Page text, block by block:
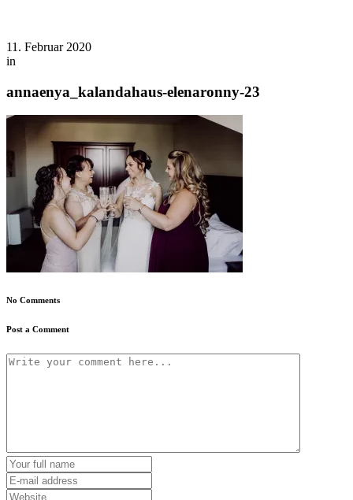
11. Februar 2020
in
annaenya_kalandahaus-elenaronny-23
No Comments
Post a Comment